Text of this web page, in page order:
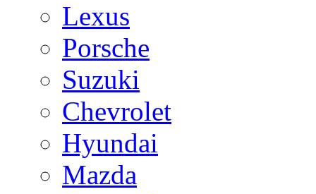
Lexus
Porsche
Suzuki
Chevrolet
Hyundai
Mazda